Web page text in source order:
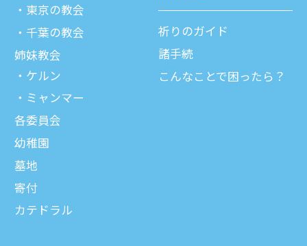
東京の教会
千葉の教会
姉妹教会
ケルン
ミャンマー
各委員会
幼稚園
墓地
寄付
カテドラル
祈りのガイド
諸⼿続
こんなことで困ったら？